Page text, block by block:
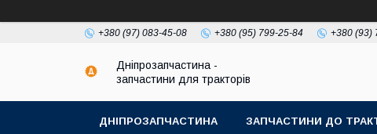
+380 (97) 083-45-08 +380 (95) 799-25-84 +380 (93)
Дніпрозапчастина -
запчастини для тракторів
ДНІПРОЗАПЧАСТИНА ЗАПЧАСТИНИ ДО